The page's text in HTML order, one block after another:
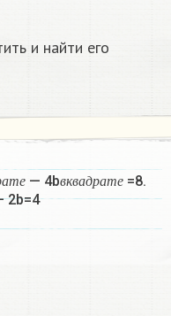
и найти его
а т е
д р ате
— 4b в к в а д р а т е
вквадра е
=8.
2b=4​